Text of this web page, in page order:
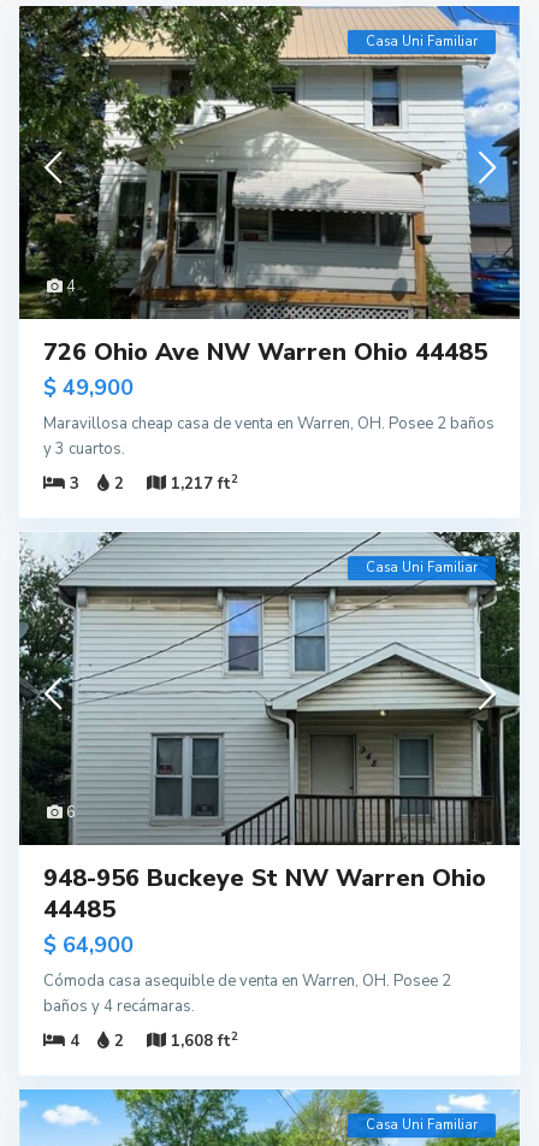
4
Casa Uni Familiar
726 Ohio Ave NW Warren Ohio 44485
$ 49,900
Maravillosa cheap casa de venta en Warren, OH. Posee 2 baños
y 3 cuartos.
3
2 1,217 ft2
6
Casa Uni Familiar
948-956 Buckeye St NW Warren Ohio
44485
$ 64,900
Cómoda casa asequible de venta en Warren, OH. Posee 2
baños y 4 recámaras.
4
2 1,608 ft2
Casa Uni Familiar